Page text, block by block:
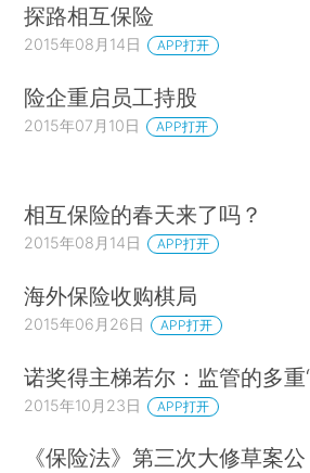
探路相互保险
2015年08月14日 APP打开
险企重启员工持股
2015年07月10日 APP打开
相互保险的春天来了吗？
2015年08月14日 APP打开
海外保险收购棋局
2015年06月26日 APP打开
诺奖得主梯若尔：监管的多重
2015年10月23日 APP打开
《保险法》第三次大修草案公